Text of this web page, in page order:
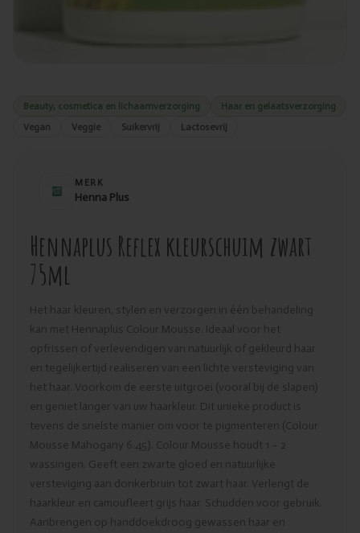
Beauty, cosmetica en lichaamverzorging
Haar en gelaatsverzorging
Vegan
Veggie Suikervrij Lactosevrij
MERK
Henna Plus
Hennaplus Reflex kleurschuim zwart
75ml
Het haar kleuren, stylen en verzorgen in één behandeling
kan met Hennaplus Colour Mousse. Ideaal voor het
opfrissen of verlevendigen van natuurlijk of gekleurd haar
en tegelijkertijd realiseren van een lichte versteviging van
het haar. Voorkom de eerste uitgroei (vooral bij de slapen)
en geniet langer van uw haarkleur. Dit unieke product is
tevens de snelste manier om voor te pigmenteren (Colour
Mousse Mahogany 6.45). Colour Mousse houdt 1 – 2
wassingen. Geeft een zwarte gloed en natuurlijke
versteviging aan donkerbruin tot zwart haar. Verlengt de
haarkleur en camoufleert grijs haar. Schudden voor gebruik.
Aanbrengen op handdoekdroog gewassen haar en